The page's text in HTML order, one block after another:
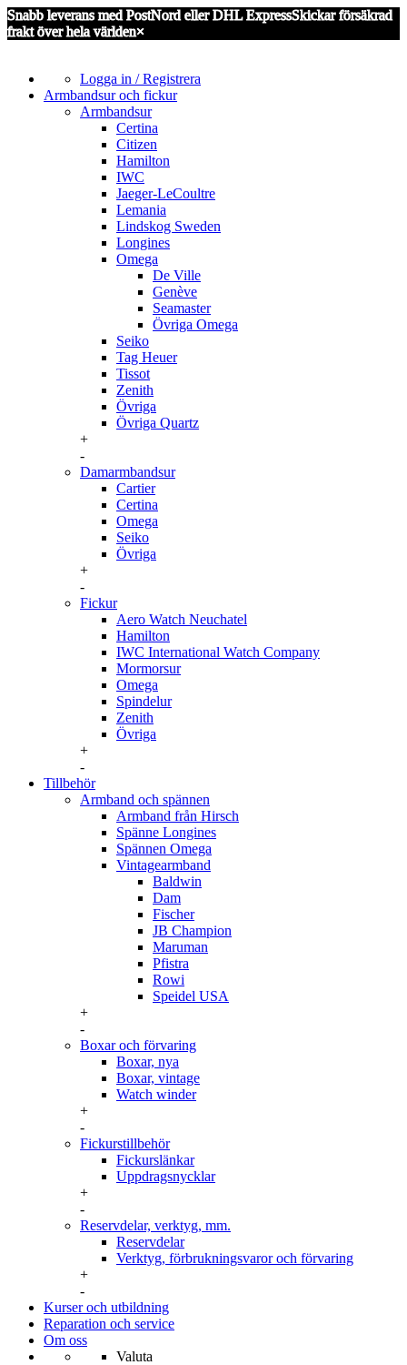
Snabb leverans med PostNord eller DHL ExpressSkickar försäkrad
frakt över hela världen×
Logga in / Registrera
Armbandsur och fickur
Armbandsur
Certina
Citizen
Hamilton
IWC
Jaeger-LeCoultre
Lemania
Lindskog Sweden
Longines
Omega
De Ville
Genève
Seamaster
Övriga Omega
Seiko
Tag Heuer
Tissot
Zenith
Övriga
Övriga Quartz
+
-
Damarmbandsur
Cartier
Certina
Omega
Seiko
Övriga
+
-
Fickur
Aero Watch Neuchatel
Hamilton
IWC International Watch Company
Mormorsur
Omega
Spindelur
Zenith
Övriga
+
-
Tillbehör
Armband och spännen
Armband från Hirsch
Spänne Longines
Spännen Omega
Vintagearmband
Baldwin
Dam
Fischer
JB Champion
Maruman
Pfistra
Rowi
Speidel USA
+
-
Boxar och förvaring
Boxar, nya
Boxar, vintage
Watch winder
+
-
Fickurstillbehör
Fickurslänkar
Uppdragsnycklar
+
-
Reservdelar, verktyg, mm.
Reservdelar
Verktyg, förbrukningsvaror och förvaring
+
-
Kurser och utbildning
Reparation och service
Om oss
Valuta